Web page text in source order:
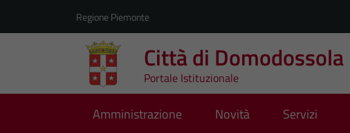
Regione Piemonte
Città di Domodossola
Portale Istituzionale
Amministrazione Novità Servizi